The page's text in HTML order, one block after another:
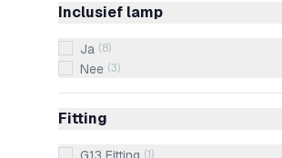
Inclusief lamp
Ja (8)
Nee (3)
Fitting
(1)